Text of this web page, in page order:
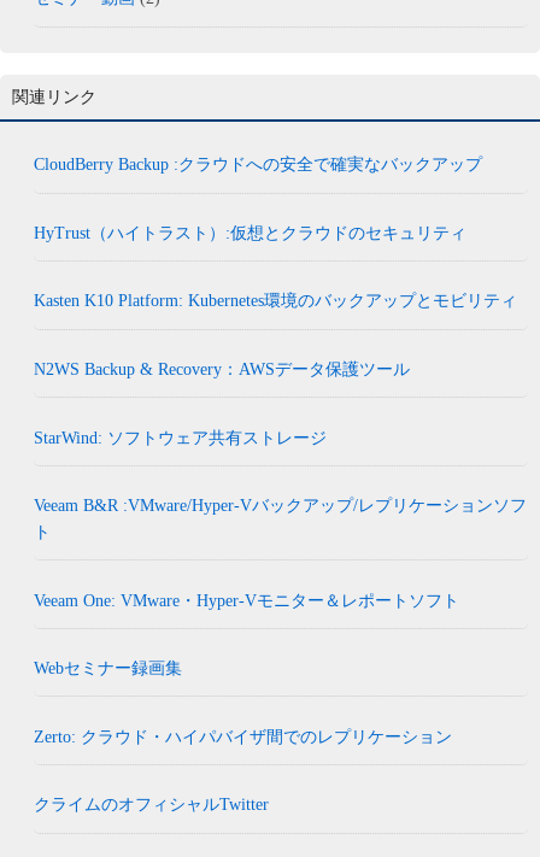
関連リンク
CloudBerry Backup :クラウドへの安全で確実なバックアップ
HyTrust（ハイトラスト）:仮想とクラウドのセキュリティ
Kasten K10 Platform: Kubernetes環境のバックアップとモビリティ
N2WS Backup & Recovery：AWSデータ保護ツール
StarWind: ソフトウェア共有ストレージ
Veeam B&R :VMware/Hyper-Vバックアップ/レプリケーションソフ
ト
Veeam One: VMware・Hyper-Vモニター＆レポートソフト
Webセミナー録画集
Zerto: クラウド・ハイパバイザ間でのレプリケーション
クライムのオフィシャルTwitter